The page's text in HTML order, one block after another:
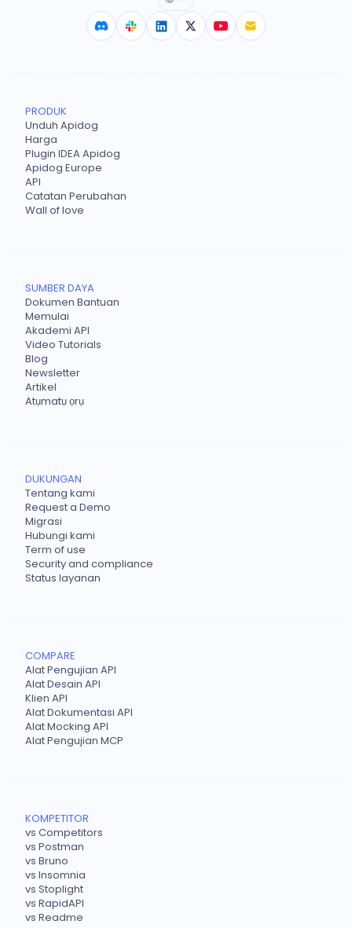
PRODUK
Unduh Apidog
Harga
Plugin IDEA Apidog
Apidog Europe
API
Catatan Perubahan
Wall of love
SUMBER DAYA
Dokumen Bantuan
Memulai
Akademi API
Video Tutorials
Blog
Newsletter
Artikel
Atụmatụ ọrụ
DUKUNGAN
Tentang kami
Request a Demo
Migrasi
Hubungi kami
Term of use
Security and compliance
Status layanan
COMPARE
Alat Pengujian API
Alat Desain API
Klien API
Alat Dokumentasi API
Alat Mocking API
Alat Pengujian MCP
KOMPETITOR
vs Competitors
vs Postman
vs Bruno
vs Insomnia
vs Stoplight
vs RapidAPI
vs Readme